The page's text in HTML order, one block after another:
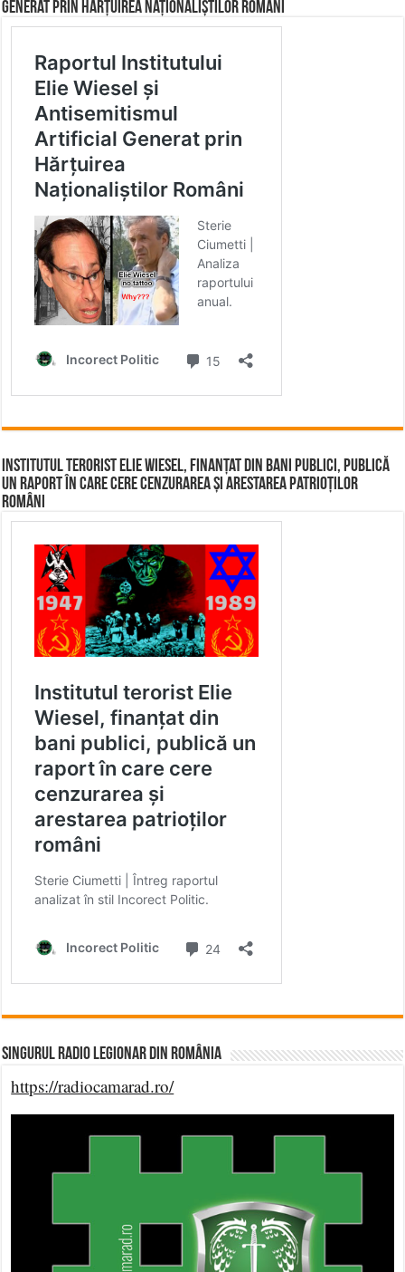
Generat prin Hărțuirea Naționaliștilor Români
Institutul terorist Elie Wiesel, finanțat din bani publici, publică
un raport în care cere cenzurarea și arestarea patrioților
români
Singurul Radio Legionar din România
https://radiocamarad.ro/